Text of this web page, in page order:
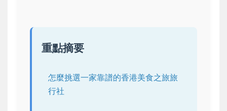
重點摘要
怎麼挑選一家靠譜的香港美食之旅旅
行社